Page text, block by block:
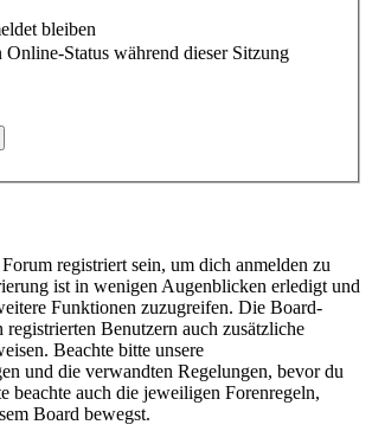
bleiben
Online-Status während dieser Sitzung
registriert sein, um dich anmelden zu
ist in wenigen Augenblicken erledigt und
Funktionen zuzugreifen. Die Board-
Benutzern auch zusätzliche
Beachte bitte unsere
und die verwandten Regelungen, bevor du
beachte auch die jeweiligen Forenregeln,
Board bewegst.